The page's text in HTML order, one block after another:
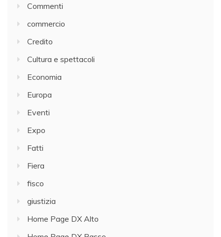
Commenti
commercio
Credito
Cultura e spettacoli
Economia
Europa
Eventi
Expo
Fatti
Fiera
fisco
giustizia
Home Page DX Alto